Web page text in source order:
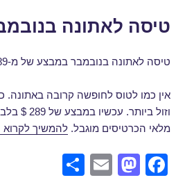
טיסה לאתונה
טיסה לאתונה בנובמבר במבצע של מ-289 $ בלבד !
אין כמו לטוס לחופשה קרובה באתונה.
וזול ביותר.
מלאי הכרטיסים מוגבל.להמשיך לקרוא
F
M
E